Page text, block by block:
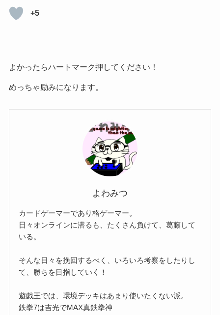
+5
よかったらハートマーク押してください！
めっちゃ励みになります。
よわみつ
カードゲーマーであり格ゲーマー。
日々オンラインに潜るも、たくさん負けて、葛藤して
いる。
そんな日々を挽回するべく、いろいろ考察をしたりし
て、勝ちを目指していく！
遊戯王では、環境デッキはあまり使いたくない派。
鉄拳7は吉光でMAX真鉄拳神